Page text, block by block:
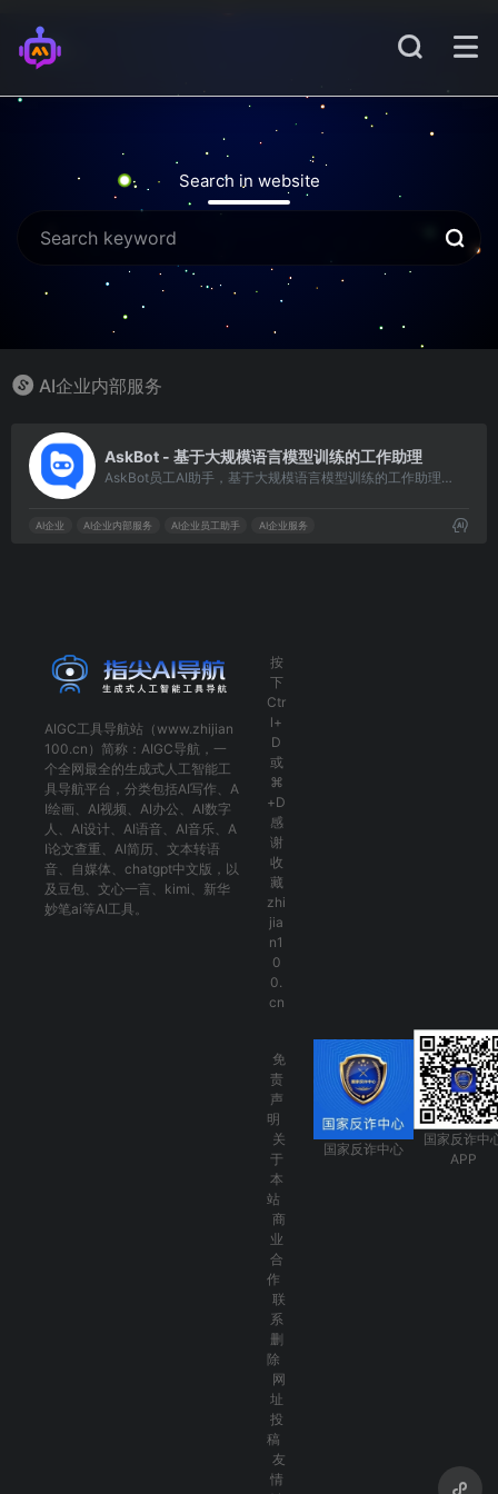
Search in website
AI企业内部服务
AskBot - 基于大规模语言模型训练的工作助理
AskBot员工AI助手，基于大规模语言模型训练的工作助理，问题咨询、数据查询，业务办理，知识搜索一站式智能解决方案。
AI企业 AI企业内部服务 AI企业员工助手 AI企业服务
AIGC工具导航站（www.zhijian
100.cn）简称： AIGC导航 ，一
个全网最全的生成式人工智能工
具导航平台，分类包括AI写作 、 A
I绘画 、 AI视频 、 AI办公 、 AI数字
人 、 AI设计、 AI语音、 AI音乐、 A
I论文查重 、 AI简历 、 文本转语
音、 自媒体 、 chatgpt中文版 ，以
及 豆包、 文心一言 、 kimi 、 新华
妙笔ai等AI工具。
按
下
Ctr
l+
D
或
⌘
+D
感
谢
收
藏
zhi
jia
n1
0
0.
cn
免
责
声
明
关
于
本
站
商
业
合
作
联
系
删
除
网
址
投
稿
友
情
国家反诈中心
国家反诈中
APP